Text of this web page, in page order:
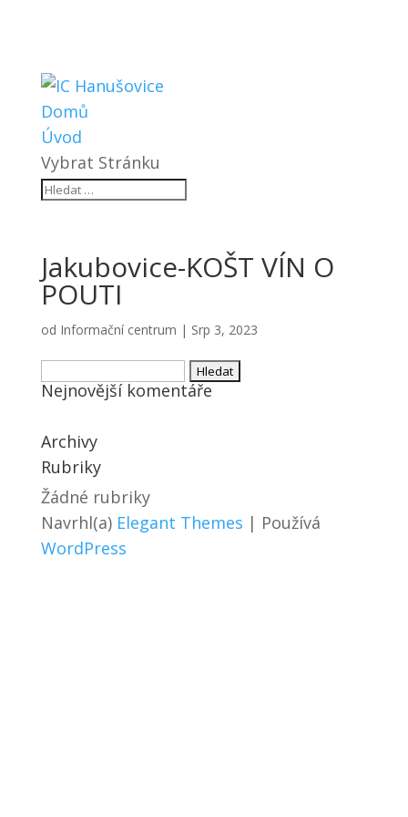
Domů
Úvod
Vybrat Stránku
Jakubovice-KOŠT VÍN O
POUTI
od Informační centrum | Srp 3, 2023
Vyhledávání
Nejnovější komentáře
Archivy
Rubriky
Žádné rubriky
Navrhl(a) Elegant Themes | Používá
WordPress